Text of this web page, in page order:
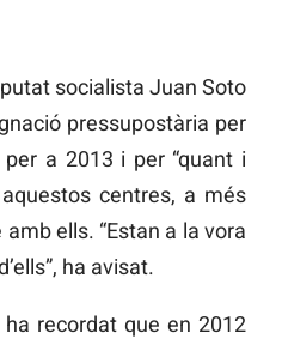
socialista Juan Soto
pressupostària per
a 2013 i per “quant i
aquestos centres, a més
ells. “Estan a la vora
ha avisat.
recordat que en 2012